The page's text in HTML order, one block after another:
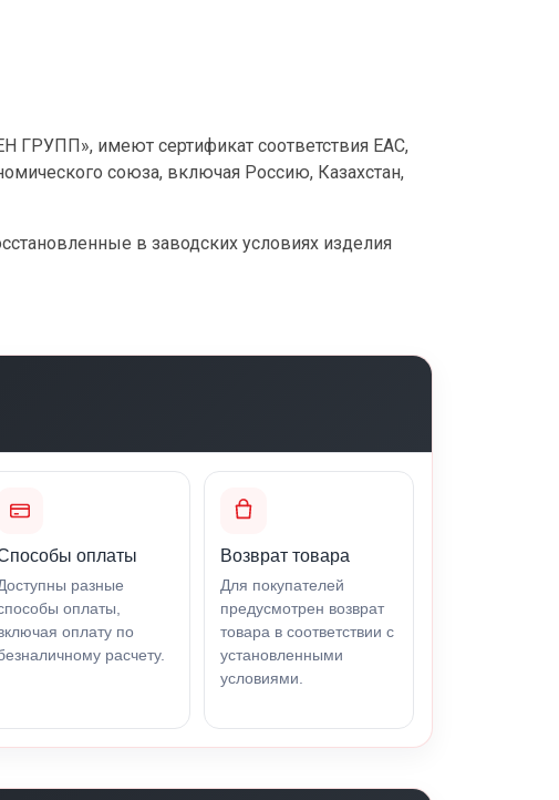
имеют сертификат соответствия ЕАС,
союза, включая Россию, Казахстан,
в заводских условиях изделия
оплаты
разные
оплаты,
оплату по
расчету.
Возврат товара
Для покупателей
предусмотрен возврат
товара в соответствии с
установленными
условиями.